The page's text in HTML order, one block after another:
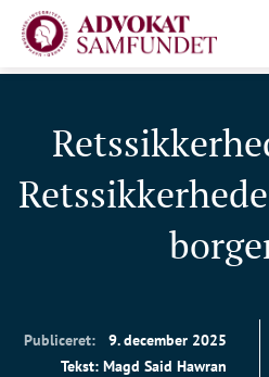
Publiceret:
9. december 2025
Tekst: Magd Said Hawran